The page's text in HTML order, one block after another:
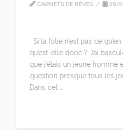
CARNETS DE RÊVES
26/
,
Si la folie n’est pas ce
qu’est-elle donc ? J’ai
que j’étais un jeune homme
question presque tous les
Dans cet …